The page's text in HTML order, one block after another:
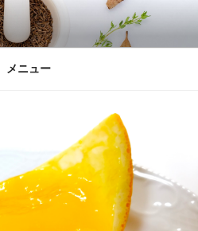
メニュー